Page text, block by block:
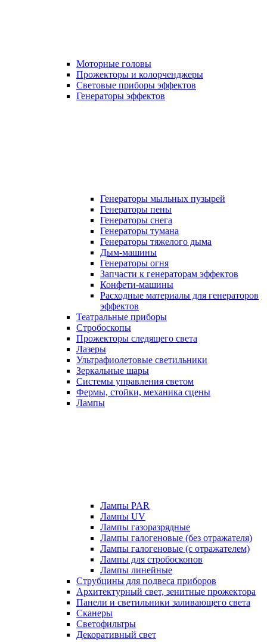
Моторные головы
Прожекторы и колорченджеры
Световые приборы эффектов
Генераторы эффектов
Генераторы мыльных пузырей
Генераторы пены
Генераторы снега
Генераторы тумана
Генераторы тяжелого дыма
Дым-машины
Генераторы огня
Запчасти к генераторам эффектов
Конфети-машины
Расходные материалы для генераторов
эффектов
Театральные приборы
Стробоскопы
Прожекторы следящего света
Лазеры
Ультрафиолетовые светильники
Зеркальные шары
Системы управления светом
Фермы, стойки, механика сцены
Лампы
Лампы PAR
Лампы UV
Лампы газоразрядные
Лампы галогеновые (без отражателя)
Лампы галогеновые (с отражателем)
Лампы для стробоскопов
Лампы линейные
Струбцины для подвеса приборов
Архитектурный свет, зенитные прожектора
Панели и светильники заливающего света
Сканеры
Светофильтры
Декоративный свет